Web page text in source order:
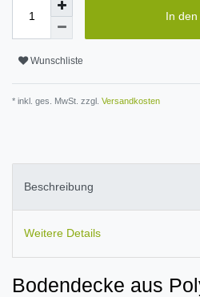
In
Wunschliste
* inkl. ges. MwSt. zzgl. Versandkosten
Beschreibung
Weitere Details
Bodendecke aus